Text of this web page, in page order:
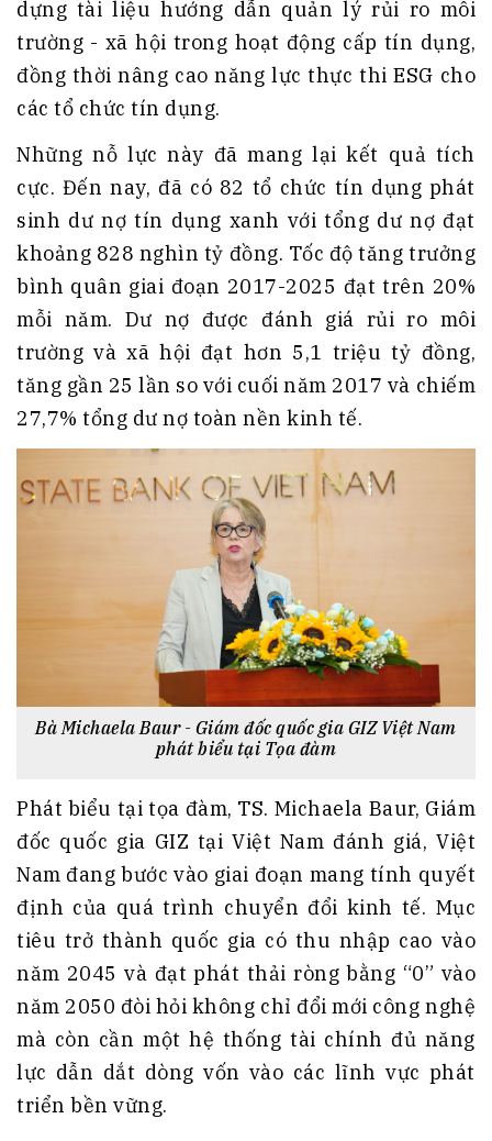
dựng tài liệu hướng dẫn quản lý rủi ro môi
trường - xã hội trong hoạt động cấp tín dụng,
đồng thời nâng cao năng lực thực thi ESG cho
các tổ chức tín dụng.
Những nỗ lực này đã mang lại kết quả tích
cực. Đến nay, đã có 82 tổ chức tín dụng phát
sinh dư nợ tín dụng xanh với tổng dư nợ đạt
khoảng 828 nghìn tỷ đồng. Tốc độ tăng trưởng
bình quân giai đoạn 2017-2025 đạt trên 20%
mỗi năm. Dư nợ được đánh giá rủi ro môi
trường và xã hội đạt hơn 5,1 triệu tỷ đồng,
tăng gần 25 lần so với cuối năm 2017 và chiếm
27,7% tổng dư nợ toàn nền kinh tế.
Bà Michaela Baur - Giám đốc quốc gia GIZ Việt Nam
phát biểu tại Tọa đàm
Phát biểu tại tọa đàm, TS. Michaela Baur, Giám
đốc quốc gia GIZ tại Việt Nam đánh giá, Việt
Nam đang bước vào giai đoạn mang tính quyết
định của quá trình chuyển đổi kinh tế. Mục
tiêu trở thành quốc gia có thu nhập cao vào
năm 2045 và đạt phát thải ròng bằng “0” vào
năm 2050 đòi hỏi không chỉ đổi mới công nghệ
mà còn cần một hệ thống tài chính đủ năng
lực dẫn dắt dòng vốn vào các lĩnh vực phát
triển bền vững.